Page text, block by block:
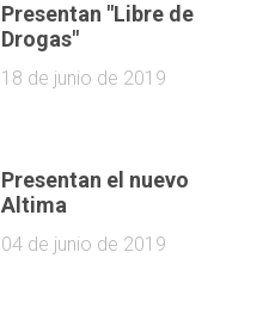
Presentan "Libre de
Drogas"
18 de junio de 2019
Presentan el nuevo
Altima
04 de junio de 2019